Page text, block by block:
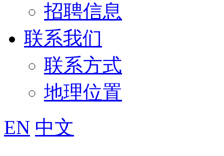
招聘信息
联系我们
联系方式
地理位置
EN 中文